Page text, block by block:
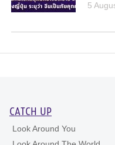
5
CATCH UP
Look Around You